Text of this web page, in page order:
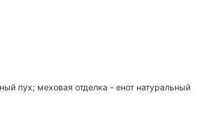
пух; меховая отделка - енот натуральный